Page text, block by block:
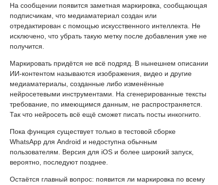
На сообщении появится заметная маркировка, сообщающая
подписчикам, что медиаматериал создан или
отредактирован с помощью искусственного интеллекта. Не
исключено, что убрать такую метку после добавления уже не
получится.
Маркировать придётся не всё подряд. В нынешнем описании
ИИ-контентом называются изображения, видео и другие
медиаматериалы, созданные либо изменённые
нейросетевыми инструментами. На сгенерированные тексты
требование, по имеющимся данным, не распространяется.
Так что нейросеть всё ещё сможет писать посты инкогнито.
Пока функция существует только в тестовой сборке
WhatsApp для Android и недоступна обычным
пользователям. Версия для iOS и более широкий запуск,
вероятно, последуют позднее.
Остаётся главный вопрос: появится ли маркировка по всему